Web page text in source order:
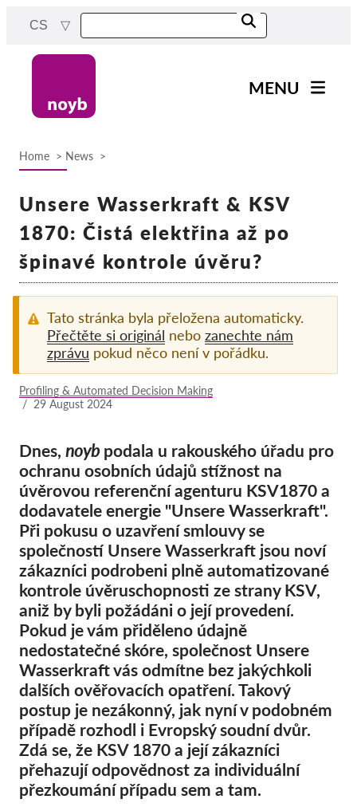
content
CS
MENU
Projekty
orgánů
Rozhodnutí pro jednotlivé
Exercise your rights!
Pordporte nás!
Příspěvky
Sponzorství
Daňová uznatelnost
Přihlášení člena
O nás
Tým
Výroční zprávy
Otázky a odpovědi
Kariéra
Hromadná žaloba
OnionShare
Média
Kontakt
Home News
Unsere Wasserkraft & KSV
1870: Čistá elektřina až po
špinavé kontrole úvěru?
Tato stránka byla přeložena automaticky.
Přečtěte si originál nebo zanechte nám
zprávu pokud něco není v pořádku.
Profiling & Automated Decision Making
/ 29 August 2024
Dnes, noyb podala u rakouského úřadu pro
ochranu osobních údajů stížnost na
úvěrovou referenční agenturu KSV1870 a
dodavatele energie "Unsere Wasserkraft".
Při pokusu o uzavření smlouvy se
společností Unsere Wasserkraft jsou noví
zákazníci podrobeni plně automatizované
kontrole úvěruschopnosti ze strany KSV,
aniž by byli požádáni o její provedení.
Pokud je vám přiděleno údajně
nedostatečné skóre, společnost Unsere
Wasserkraft vás odmítne bez jakýchkoli
dalších ověřovacích opatření. Takový
postup je nezákonný, jak nyní v podobném
případě rozhodl i Evropský soudní dvůr.
Zdá se, že KSV 1870 a její zákazníci
přehazují odpovědnost za individuální
přezkoumání případu sem a tam.